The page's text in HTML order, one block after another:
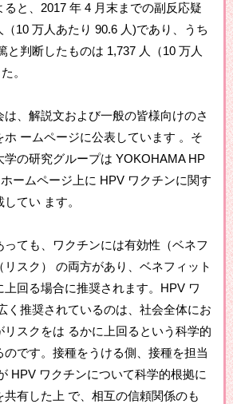
と、2017 年 4 月末までの副反応疑
10 万人あたり 90.6 人)であり、うち
と判断したものは 1,737 人（10 万人
。
は、解説文および一般の皆様向けのさ
ホ ームページに公表しています 。そ
学の研究グループは YOKOHAMA HP
ームページ上に HPV ワクチンに関す
てい ます。
っても、ワクチンには有効性（ベネフ
リスク） の両方があり、ベネフィット
上回る場合に推奨されます。HPV ワ
く推奨されているのは、社会全体にお
リスクをは るかに上回るという科学的
です。接種をうける側、接種を担当
HPV ワクチンについて科学的根拠に
有した上 で、相互の信頼関係のも